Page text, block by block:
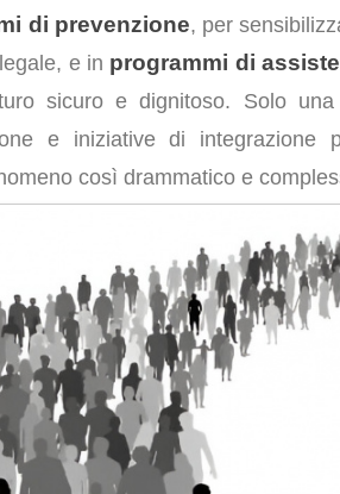
di prevenzione, per
e in programmi di
sicuro e dignitoso. Solo
e iniziative di integrazione
così drammatico e